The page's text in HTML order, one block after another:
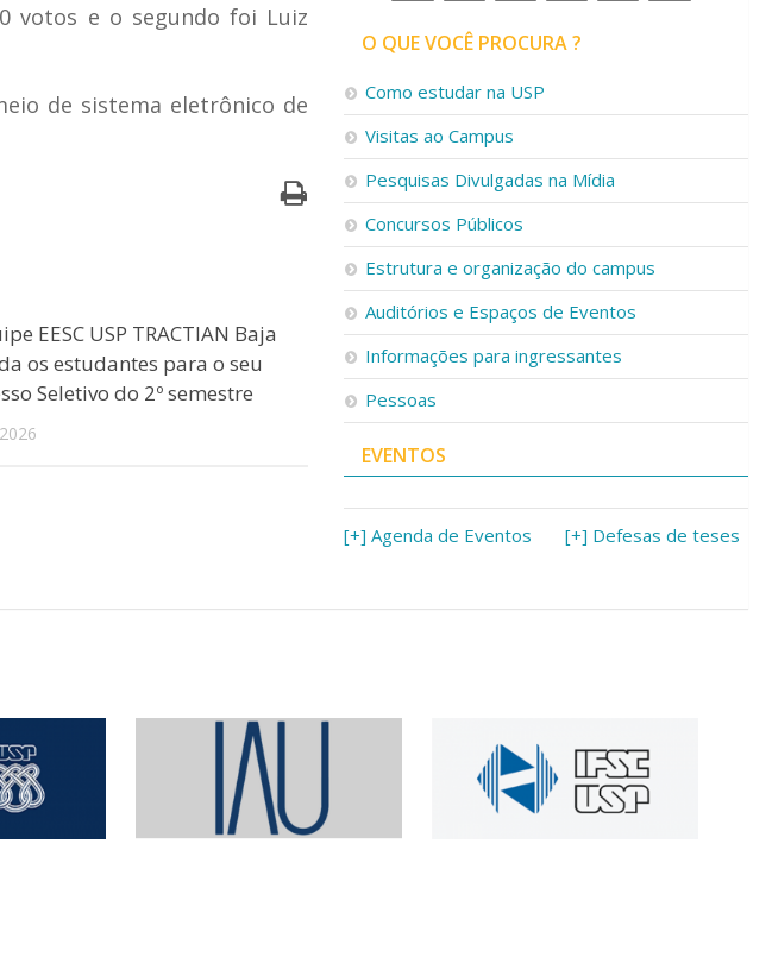
votos e o segundo foi Luiz
de sistema eletrônico de
EESC USP TRACTIAN Baja
os estudantes para o seu
Seletivo do 2º semestre
O QUE VOCÊ PROCURA ?
Como estudar na USP
Visitas ao Campus
Pesquisas Divulgadas na Mídia
Concursos Públicos
Estrutura e organização do campus
Auditórios e Espaços de Eventos
Informações para ingressantes
Pessoas
EVENTOS
[+] Agenda de Eventos [+] Defesas de teses